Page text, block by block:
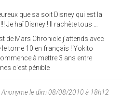
que sa soit Disney qui est la
Je haï Disney ! Il rachète tous …
de Mars Chronicle j’attends avec
le tome 10 en français ! Yokito
à mettre 3 ans entre
c’est pénible
Anonymele dim 08/08/2010 à 18h12